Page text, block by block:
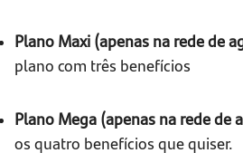
Plano Maxi (apenas na rede de
plano com três benefícios
Plano Mega (apenas na rede de
os quatro benefícios que quiser.